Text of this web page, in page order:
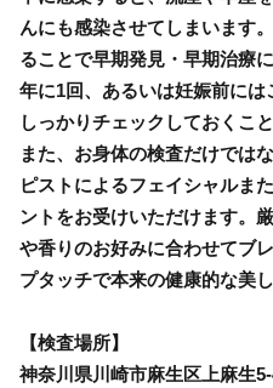
んにも感染させてしまいます
ることで早期発見・早期治療
年に1回、あるいは妊娠前に
しっかりチェックしておくこ
また、お身体の検査だけでは
ピストによるフェイシャルま
ントをお受けいただけます。
や香りのお好みに合わせてブ
プタッチで本来の健康的な美
【検査場所】
神奈川県川崎市麻生区上麻生